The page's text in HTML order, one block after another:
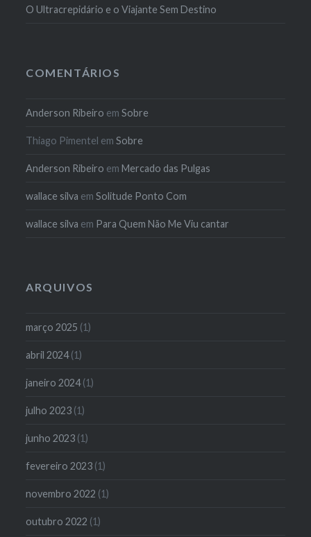
O Ultracrepidário e o Viajante Sem Destino
COMENTÁRIOS
Anderson Ribeiro emSobre
Thiago Pimentel emSobre
Anderson Ribeiro emMercado das Pulgas
wallace silva emSolitude Ponto Com
wallace silva em Para Quem Não Me Viu cantar
ARQUIVOS
março 2025 (1)
abril 2024(1)
janeiro 2024(1)
julho 2023 (1)
junho 2023 (1)
fevereiro 2023 (1)
novembro 2022 (1)
outubro 2022 (1)